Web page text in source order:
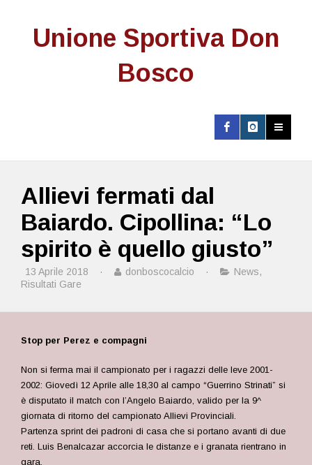
Unione Sportiva Don
Bosco
Allievi fermati dal
Baiardo. Cipollina: “Lo
spirito è quello giusto”
13 Aprile 2018 · donboscocalcio · News,
Risultati Gare
Stop per Perez e compagni
Non si ferma mai il campionato per i ragazzi delle leve 2001-
2002: Giovedì 12 Aprile alle 18,30 al campo “Guerrino Strinati” si
è disputato il match con l’Angelo Baiardo, valido per la 9^
giornata di ritorno del campionato Allievi Provinciali.
Partenza sprint dei padroni di casa che si portano avanti di due
reti. Luis Benalcazar accorcia le distanze e i granata rientrano in
gara.